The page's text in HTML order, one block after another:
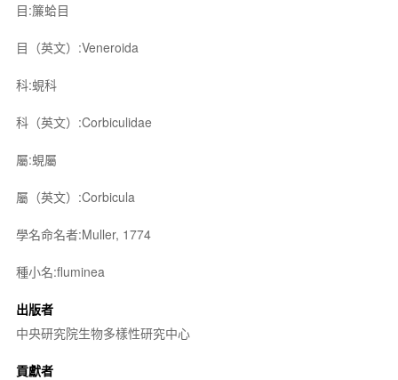
目:簾蛤目
目（英文）:Veneroida
科:蜆科
科（英文）:Corbiculidae
屬:蜆屬
屬（英文）:Corbicula
學名命名者:Muller, 1774
種小名:fluminea
出版者
中央研究院生物多樣性研究中心
貢獻者